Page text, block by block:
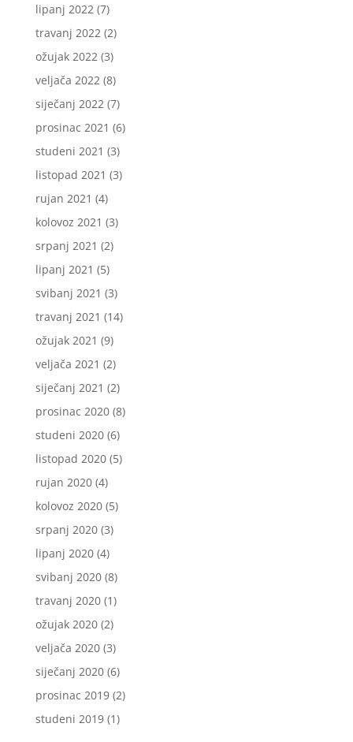
lipanj 2022(7)
travanj 2022(2)
ožujak 2022(3)
veljača 2022(8)
siječanj 2022(7)
prosinac 2021 (6)
studeni 2021 (3)
listopad 2021 (3)
rujan 2021 (4)
kolovoz 2021 (3)
srpanj 2021 (2)
lipanj 2021 (5)
svibanj 2021 (3)
travanj 2021 (14)
ožujak 2021 (9)
veljača 2021 (2)
siječanj 2021 (2)
prosinac 2020(8)
studeni 2020(6)
listopad 2020(5)
rujan 2020(4)
kolovoz 2020(5)
srpanj 2020(3)
lipanj 2020(4)
svibanj 2020(8)
travanj 2020(1)
ožujak 2020(2)
veljača 2020(3)
siječanj 2020(6)
prosinac 2019(2)
studeni 2019(1)